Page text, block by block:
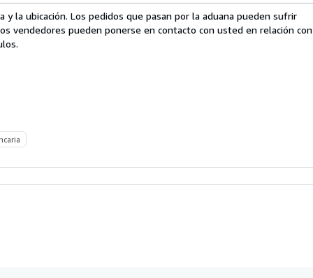
la ubicación. Los pedidos que pasan por la aduana pueden sufrir
vendedores pueden ponerse en contacto con usted en relación con